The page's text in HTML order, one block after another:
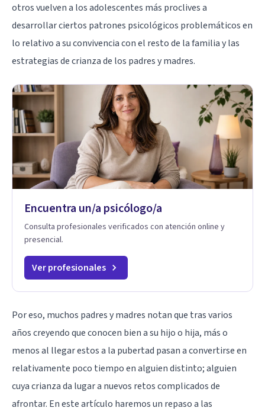
otros vuelven a los adolescentes más proclives a
desarrollar ciertos patrones psicológicos problemáticos en
lo relativo a su convivencia con el resto de la familia y las
estrategias de crianza de los padres y madres.
Encuentra un/a psicólogo/a
Consulta profesionales verificados con atención online y
presencial.
Ver profesionales
Por eso, muchos padres y madres notan que tras varios
años creyendo que conocen bien a su hijo o hija, más o
menos al llegar estos a la pubertad pasan a convertirse en
relativamente poco tiempo en alguien distinto; alguien
cuya crianza da lugar a nuevos retos complicados de
afrontar. En este artículo haremos un repaso a las